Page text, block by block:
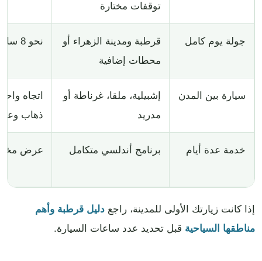
توقفات مختارة
جولة يوم كامل
قرطبة ومدينة الزهراء أو
محطات إضافية
نحو 8 ساعات
سيارة بين المدن
إشبيلية، ملقا، غرناطة أو
مدريد
اتجاه
ذهاب
خدمة عدة أيام برنامج أندلسي متكامل عرض
إذا كانت زيارتك الأولى للمدينة، راجع دليل قرطبة وأهم
مناطقها السياحية قبل تحديد عدد ساعات السيارة.